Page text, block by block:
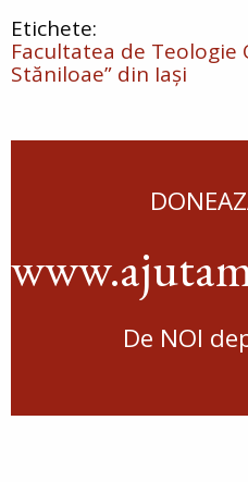
Facultatea de
Stăniloae” din Iași
De NOI